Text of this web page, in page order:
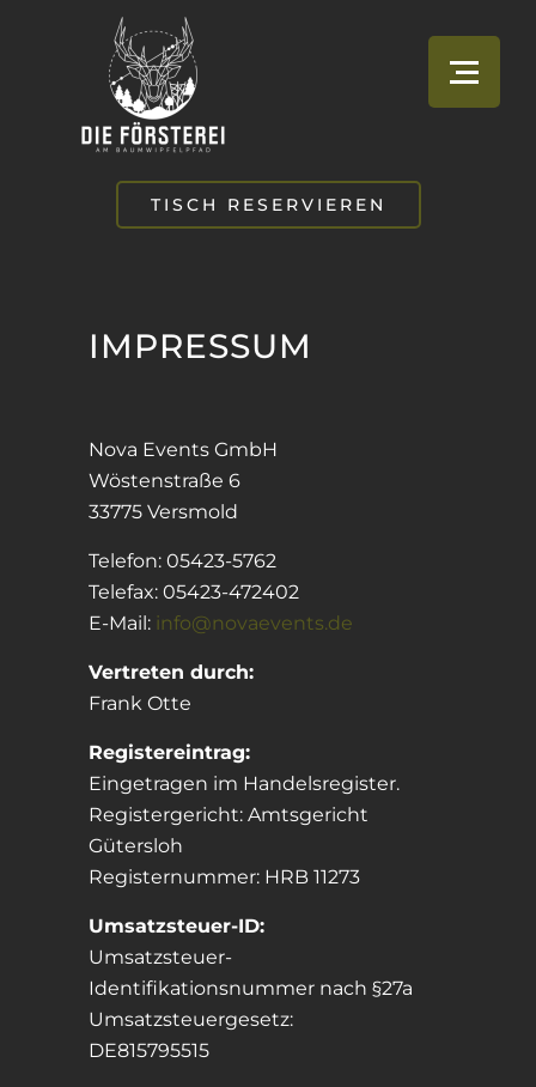
TISCH RESERVIEREN
IMPRESSUM
Nova Events GmbH
Wöstenstraße 6
33775 Versmold
Telefon: 05423-5762
Telefax: 05423-472402
E-Mail: info@novaevents.de
Vertreten durch:
Frank Otte
Registereintrag:
Eingetragen im Handelsregister.
Registergericht: Amtsgericht
Gütersloh
Registernummer: HRB 11273
Umsatzsteuer-ID:
Umsatzsteuer-
Identifikationsnummer nach §27a
Umsatzsteuergesetz:
DE815795515